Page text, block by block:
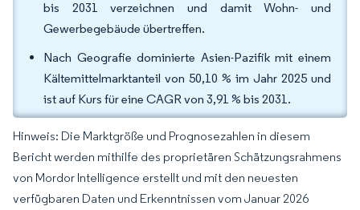
bis 2031 verzeichnen und damit Wohn- und
Gewerbegebäude übertreffen.
Nach Geografie dominierte Asien-Pazifik mit einem
Kältemittelmarktanteil von 50,10 % im Jahr 2025 und
ist auf Kurs für eine CAGR von 3,91 % bis 2031.
Hinweis: Die Marktgröße und Prognosezahlen in diesem
Bericht werden mithilfe des proprietären Schätzungsrahmens
von Mordor Intelligence erstellt und mit den neuesten
verfügbaren Daten und Erkenntnissen vom Januar 2026